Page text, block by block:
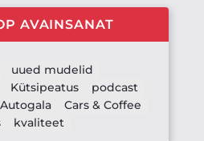
AVAINSANAT
uued mudelid
Kütsipeatus
podcast
Autogala
Cars & Coffee
kvaliteet